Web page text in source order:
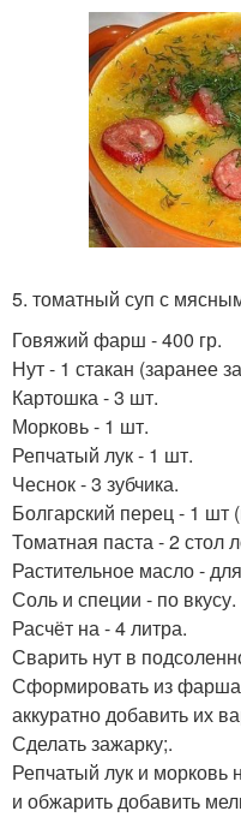
5. томатный суп с
Говяжий фарш - 400 гр.
Нут - 1 стакан (заранее
Картошка - 3 шт.
Морковь - 1 шт.
Репчатый лук - 1 шт.
Чеснок - 3 зубчика.
Болгарский перец - 1 шт
Томатная паста - 2 стол
Растительное масло -
Соль и специи - по вкусу.
Расчёт на - 4 литра.
Сварить нут в
Сформировать из
аккуратно добавить их
Сделать зажарку;.
Репчатый лук и морковь
и обжарить добавить